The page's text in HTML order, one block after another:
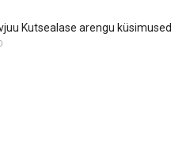
Kutsealase arengu küsimused